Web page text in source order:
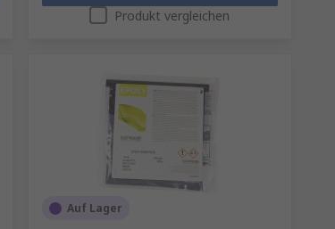
Produkt vergleichen
Auf Lager